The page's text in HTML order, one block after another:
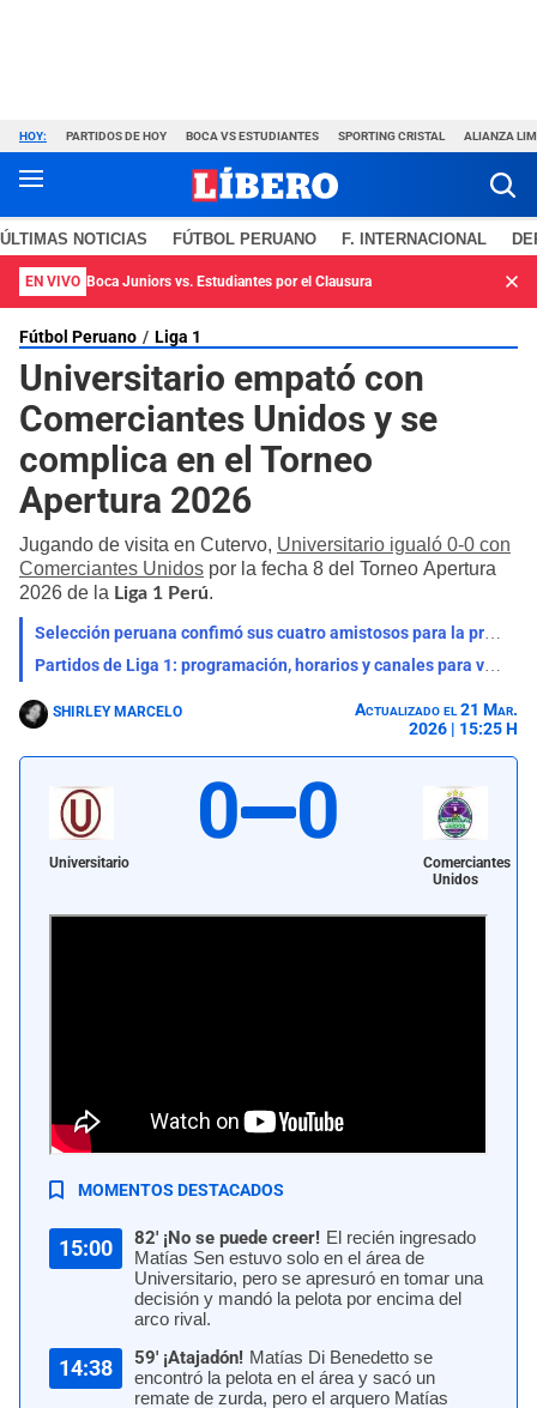
HOY: PARTIDOS DE HOY BOCA VS ESTUDIANTES SPORTING CRISTAL ALIANZA
ÚLTIMAS NOTICIAS FÚTBOL PERUANO F. INTERNACIONAL
EN VIVO Boca Juniors vs. Estudiantes por el Clausura
Fútbol Peruano Liga 1
Universitario empató con
Comerciantes Unidos y se
complica en el Torneo
Apertura 2026
Jugando de visita en Cutervo, Universitario igualó 0-0 con
Comerciantes Unidos por la fecha 8 del Torneo Apertura
2026 de la Liga 1 Perú.
Selección peruana confimó sus cuatro amistosos para la próxima fecha FIFA: días, horarios y sedes
Partidos de Liga 1: programación, horarios y canales para ver la fecha 4 del Torneo Clausura
SHIRLEY MARCELO
Actualizado el 21 Mar.
2026 | 15:25 H
Universitario
0 0
Comerciantes
Unidos
Universitario igualó 0-0 con Comerciantes Unidos por la fecha 8 del Torneo
Apertura 2026 de la Liga 1 Perú. | Foto: Comerciantes Unidos - Facebook
MOMENTOS DESTACADOS
15:00 82' ¡No se puede creer! El recién ingresado
Matías Sen estuvo solo en el área de
Universitario, pero se apresuró en tomar una
decisión y mandó la pelota por encima del
arco rival.
14:38 59' ¡Atajadón! Matías Di Benedetto se
encontró la pelota en el área y sacó un
remate de zurda, pero el arquero Matías